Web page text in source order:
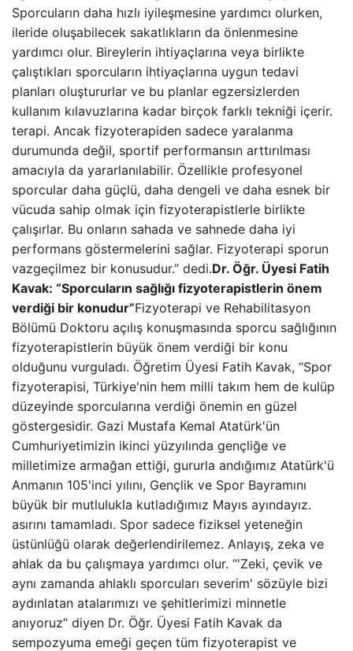
Sporcuların daha hızlı iyileşmesine yardımcı olurken,
ileride oluşabilecek sakatlıkların da önlenmesine
yardımcı olur. Bireylerin ihtiyaçlarına veya birlikte
çalıştıkları sporcuların ihtiyaçlarına uygun tedavi
planları oluştururlar ve bu planlar egzersizlerden
kullanım kılavuzlarına kadar birçok farklı tekniği içerir.
terapi. Ancak fizyoterapiden sadece yaralanma
durumunda değil, sportif performansın arttırılması
amacıyla da yararlanılabilir. Özellikle profesyonel
sporcular daha güçlü, daha dengeli ve daha esnek bir
vücuda sahip olmak için fizyoterapistlerle birlikte
çalışırlar. Bu onların sahada ve sahnede daha iyi
performans göstermelerini sağlar. Fizyoterapi sporun
vazgeçilmez bir konusudur.” dedi.Dr. Öğr. Üyesi Fatih
Kavak: “Sporcuların sağlığı fizyoterapistlerin önem
verdiği bir konudur”Fizyoterapi ve Rehabilitasyon
Bölümü Doktoru açılış konuşmasında sporcu sağlığının
fizyoterapistlerin büyük önem verdiği bir konu
olduğunu vurguladı. Öğretim Üyesi Fatih Kavak, “Spor
fizyoterapisi, Türkiye'nin hem milli takım hem de kulüp
düzeyinde sporcularına verdiği önemin en güzel
göstergesidir. Gazi Mustafa Kemal Atatürk'ün
Cumhuriyetimizin ikinci yüzyılında gençliğe ve
milletimize armağan ettiği, gururla andığımız Atatürk'ü
Anmanın 105'inci yılını, Gençlik ve Spor Bayramını
büyük bir mutlulukla kutladığımız Mayıs ayındayız.
asırını tamamladı. Spor sadece fiziksel yeteneğin
üstünlüğü olarak değerlendirilemez. Anlayış, zeka ve
ahlak da bu çalışmaya yardımcı olur. “'Zeki, çevik ve
aynı zamanda ahlaklı sporcuları severim' sözüyle bizi
aydınlatan atalarımızı ve şehitlerimizi minnetle
anıyoruz” diyen Dr. Öğr. Üyesi Fatih Kavak da
sempozyuma emeği geçen tüm fizyoterapist ve